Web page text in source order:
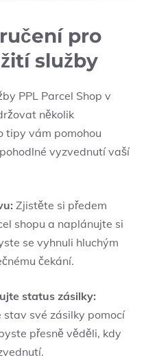
pro
služby
PPL Parcel Shop v
několik
tipy vám pomohou
vyzvednutí vaší
Zjistěte si předem
shopu a naplánujte si
se vyhnuli hluchým
čekání.
status zásilky:
své zásilky pomocí
přesně věděli, kdy